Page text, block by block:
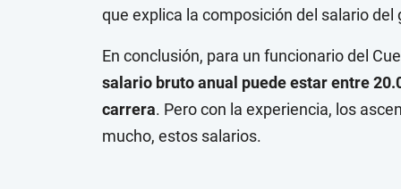
que explica la composición del salario del
En conclusión, para un funcionario del
salario bruto anual puede estar entre
carrera. Pero con la experiencia, los
mucho, estos salarios.